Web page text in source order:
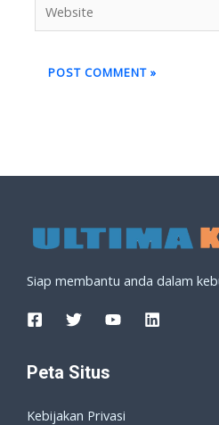
Siap membantu anda dalam
Peta Situs
Kebijakan Privasi